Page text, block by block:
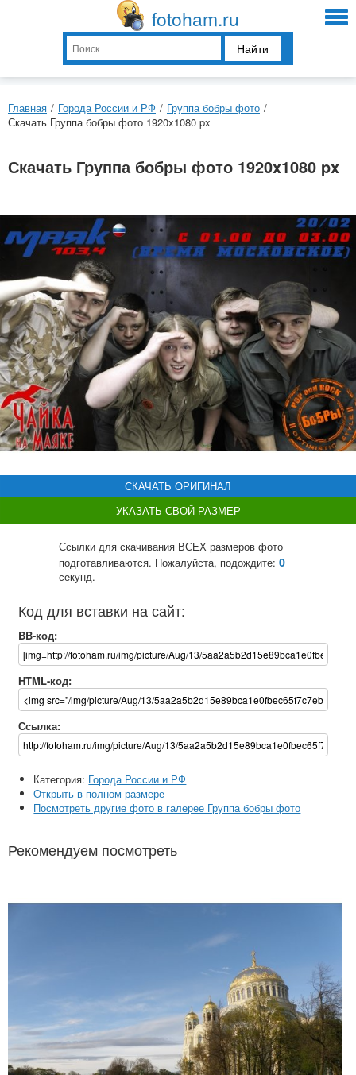
fotoham.ru
Найти
Главная / Города России и РФ / Группа бобры фото /
Скачать Группа бобры фото 1920x1080 px
Скачать Группа бобры фото 1920x1080 px
СКАЧАТЬ ОРИГИНАЛ
УКАЗАТЬ СВОЙ РАЗМЕР
Ссылки для скачивания ВСЕХ размеров фото
подготавливаются. Пожалуйста, подождите: 0
секунд.
Код для вставки на сайт:
BB-код:
HTML-код:
Ссылка:
Категория: Города России и РФ
Открыть в полном размере
Посмотреть другие фото в галерее Группа бобры фото
Рекомендуем посмотреть